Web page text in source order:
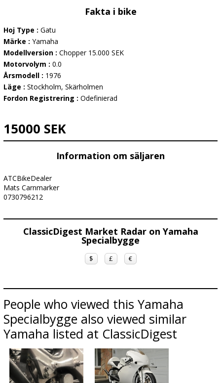
Fakta i bike
Hoj Type : Gatu
Märke : Yamaha
Modellversion : Chopper 15.000 SEK
Motorvolym : 0.0
Årsmodell : 1976
Läge : Stockholm, Skärholmen
Fordon Registrering : Odefinierad
15000 SEK
Information om säljaren
ATCBikeDealer
Mats Carnmarker
0730796212
ClassicDigest Market Radar on Yamaha
Specialbygge
$ £ €
People who viewed this Yamaha
Specialbygge also viewed similar
Yamaha listed at ClassicDigest